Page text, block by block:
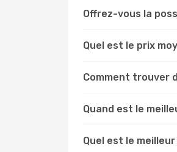
Offrez-vous la
Quel est le prix
Comment trouver
Quand est le
Quel est le